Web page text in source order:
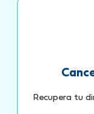
Recupera tu